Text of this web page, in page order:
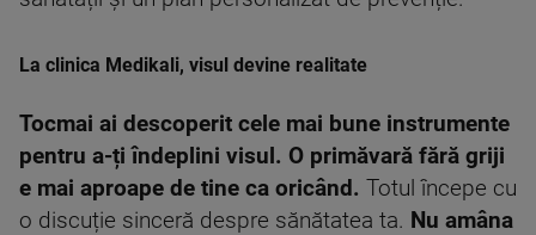
La clinica Medikali, visul devine realitate
Tocmai ai descoperit cele mai bune instrumente
pentru a-ți îndeplini visul. O primăvară fără griji
e mai aproape de tine ca oricând. Totul începe cu
o discuție sinceră despre sănătatea ta. Nu amâna